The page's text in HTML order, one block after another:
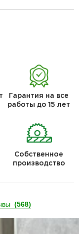
Гарантия на все
работы до 15 лет
Собственное
производство
(568)